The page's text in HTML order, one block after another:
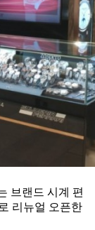
브랜드 시계 편
리뉴얼 오픈한